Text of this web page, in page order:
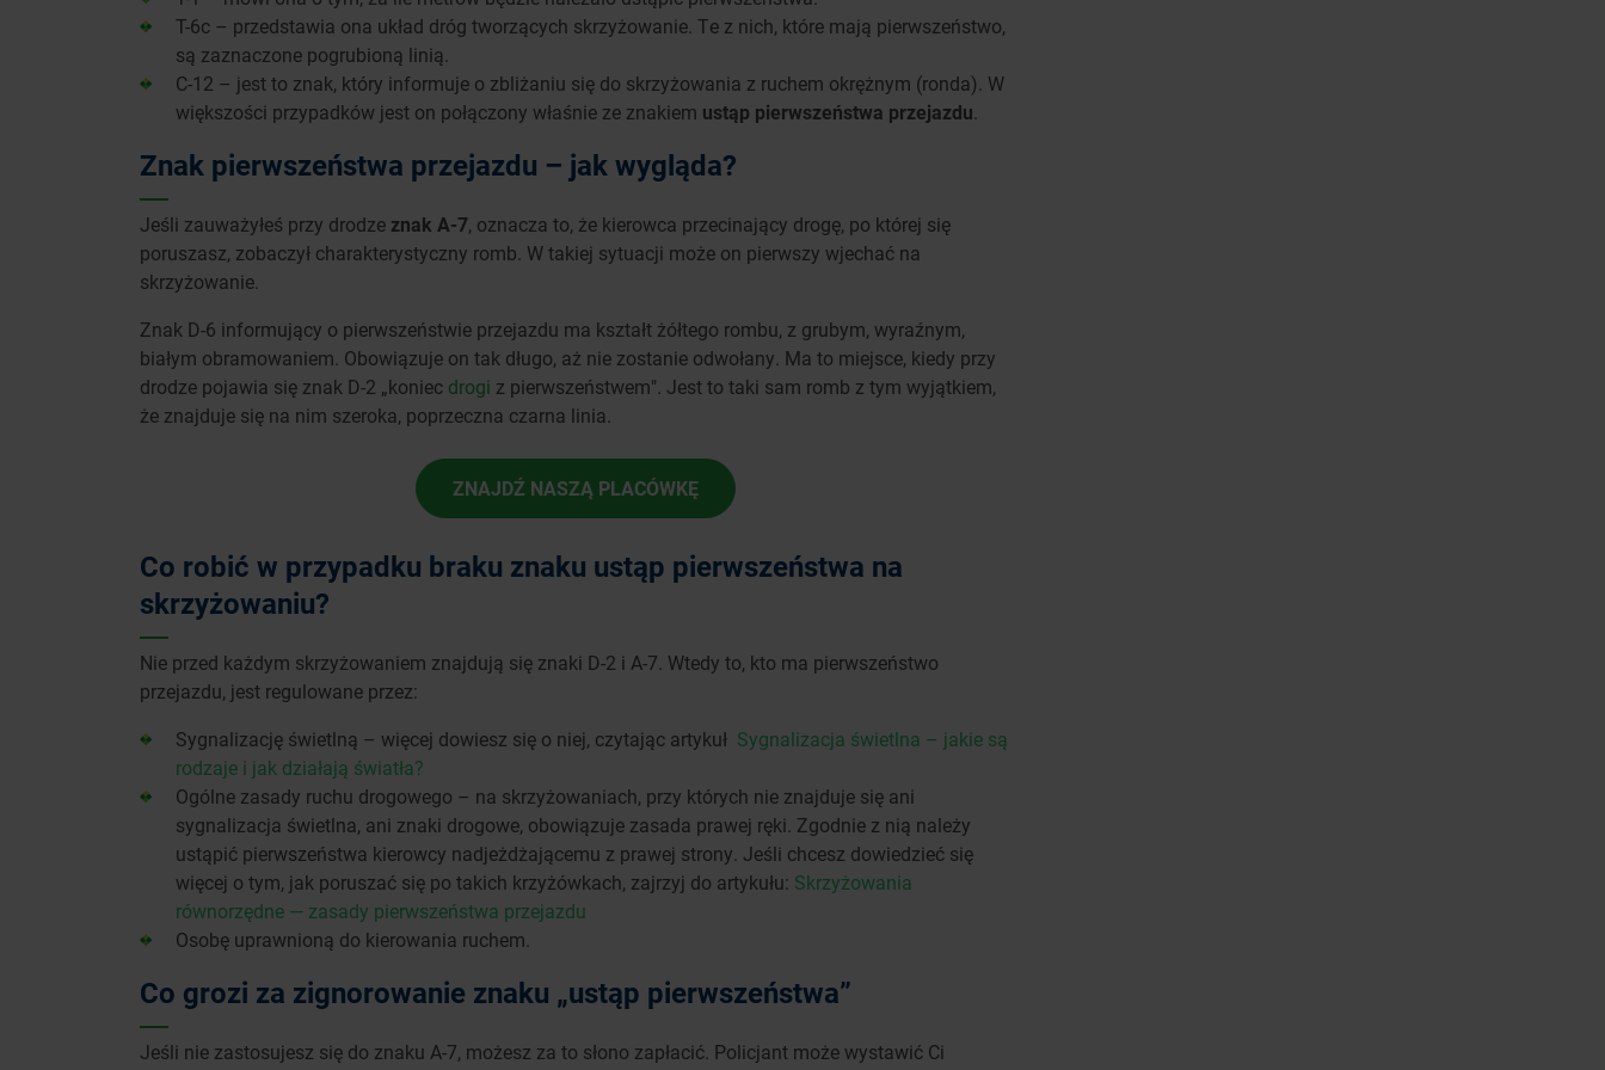
T-6c – przedstawia ona układ dróg tworzących skrzyżowanie. Te z nich, które mają pierwszeństwo,
są zaznaczone pogrubioną linią.
C-12 – jest to znak, który informuje o zbliżaniu się do skrzyżowania z ruchem okrężnym (ronda). W
większości przypadków jest on połączony właśnie ze znakiem ustąp pierwszeństwa przejazdu
Znak pierwszeństwa przejazdu – jak wygląda?
Jeśli zauważyłeś przy drodze znak A-7, oznacza to, że kierowca przecinający drogę, po której się
poruszasz, zobaczył charakterystyczny romb. W takiej sytuacji może on pierwszy wjechać na
skrzyżowanie.
Znak D-6 informujący o pierwszeństwie przejazdu ma kształt żółtego rombu, z grubym, wyraźnym,
białym obramowaniem. Obowiązuje on tak długo, aż nie zostanie odwołany. Ma to miejsce, kiedy przy
drodze pojawia się znak D-2 „koniec drogi z pierwszeństwem". Jest to taki sam romb z tym wyjątkiem,
że znajduje się na nim szeroka, poprzeczna czarna linia.
ZNAJDŹ NASZĄ PLACÓWKĘ
Co robić w przypadku braku znaku ustąp pierwszeństwa na
skrzyżowaniu?
Nie przed każdym skrzyżowaniem znajdują się znaki D-2 i A-7. Wtedy to, kto ma pierwszeństwo
przejazdu, jest regulowane przez:
Sygnalizację świetlną – więcej dowiesz się o niej, czytając artykuł Sygnalizacja świetlna – jakie są
rodzaje i jak działają światła?
Ogólne zasady ruchu drogowego – na skrzyżowaniach, przy których nie znajduje się ani
sygnalizacja świetlna, ani znaki drogowe, obowiązuje zasada prawej ręki. Zgodnie z nią należy
ustąpić pierwszeństwa kierowcy nadjeżdżającemu z prawej strony. Jeśli chcesz dowiedzieć się
więcej o tym, jak poruszać się po takich krzyżówkach, zajrzyj do artykułu: Skrzyżowania
równorzędne — zasady pierwszeństwa przejazdu
Osobę uprawnioną do kierowania ruchem.
Co grozi za zignorowanie znaku „ustąp pierwszeństwa”
Jeśli nie zastosujesz się do znaku A-7, możesz za to słono zapłacić. Policjant może wystawić Ci